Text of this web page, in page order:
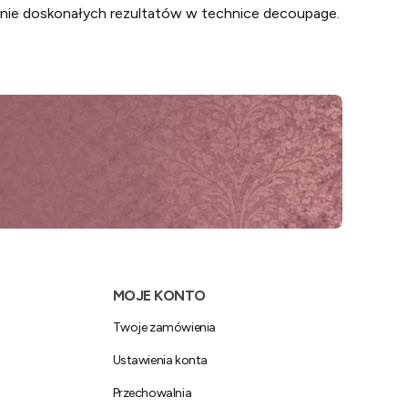
doskonałych rezultatów w technice decoupage.
MOJE KONTO
Twoje zamówienia
Ustawienia konta
Przechowalnia